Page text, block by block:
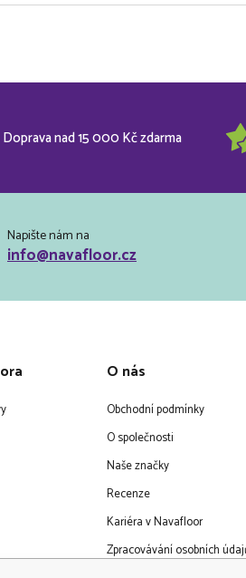
Doprava nad 15 000 Kč zdarma
Napište nám na
info@navafloor.cz
O nás
Obchodní podmínky
O společnosti
Naše značky
Recenze
Kariéra v Navafloor
Zpracovávání osobních